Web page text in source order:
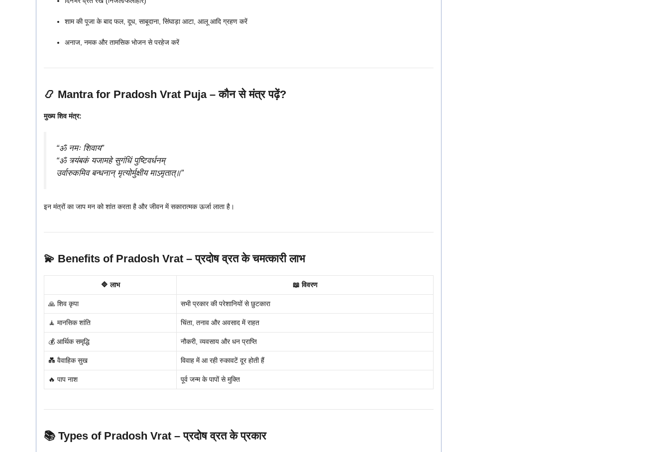
शाम की पूजा के बाद फल, दूध, साबूदाना, सिंघाड़ा आटा, आलू आदि ग्रहण करें
अनाज, नमक और तामसिक भोजन से परहेज करें
📿 Mantra for Pradosh Vrat Puja – कौन से मंत्र पढ़ें?
मुख्य शिव मंत्र:
“ॐ नमः शिवाय”
“ॐ त्र्यंबकं यजामहे सुगंधिं पुष्टिवर्धनम्
उर्वारुकमिव बन्धनान् मृत्योर्मुक्षीय माऽमृतात्॥”
इन मंत्रों का जाप मन को शांत करता है और जीवन में सकारात्मक ऊर्जा लाता है।
💫 Benefits of Pradosh Vrat – प्रदोष व्रत के चमत्कारी लाभ
🔷 लाभ 📖 विवरण
🙏 शिव कृपा सभी प्रकार की परेशानियों से छुटकारा
🧘 मानसिक शांति चिंता, तनाव और अवसाद में राहत
💰 आर्थिक समृद्धि नौकरी, व्यवसाय और धन प्राप्ति
💑 वैवाहिक सुख विवाह में आ रही रुकावटें दूर होती हैं
🔥 पाप नाश पूर्व जन्म के पापों से मुक्ति
📚 Types of Pradosh Vrat – प्रदोष व्रत के प्रकार